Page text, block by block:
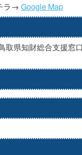
ラ→ Google Map
取県知財総合支援窓